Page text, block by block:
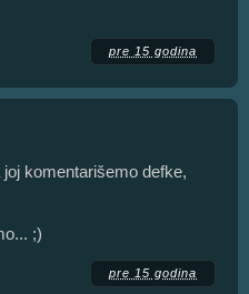
pre 15 godina
komentarišemo defke,
;)
pre 15 godina